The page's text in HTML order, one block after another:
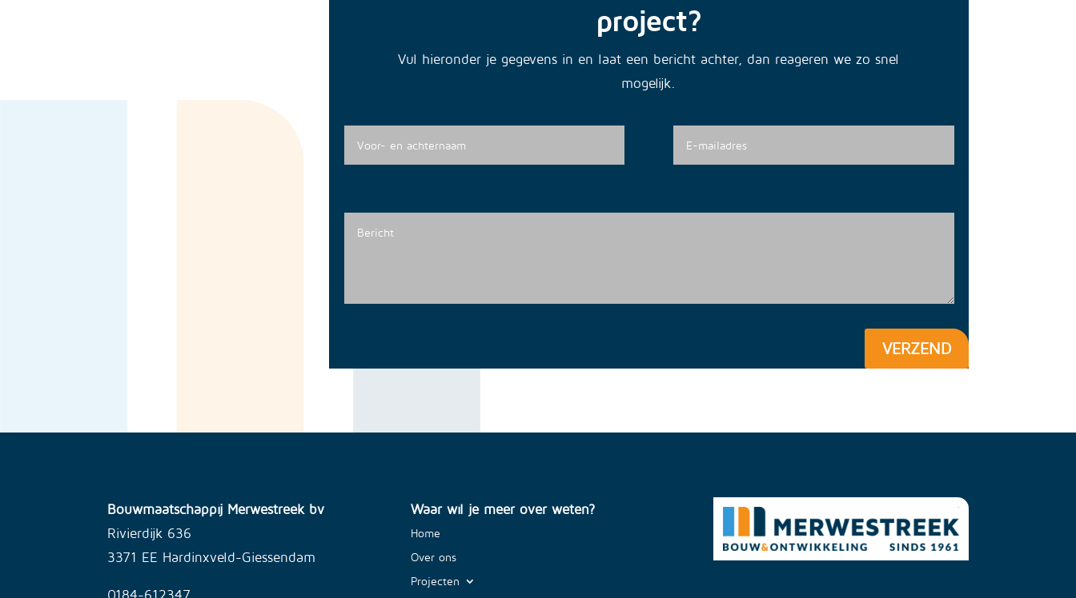
project?
Vul hieronder je gegevens in en laat een bericht achter, dan reageren we zo snel
mogelijk.
VERZEND
Bouwmaatschappij Merwestreek bv
Rivierdijk 636
3371 EE Hardinxveld-Giessendam
0184-612347
Waar wil je meer over weten?
Home
Over ons
Projecten